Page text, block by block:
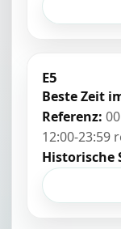
E5
Beste Zeit
Referenz:
12:00-23:59
Historische